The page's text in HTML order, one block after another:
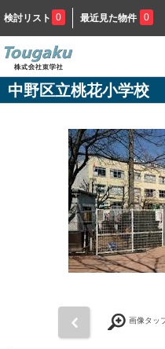
検討リスト 0 最近見た物件 0
中野区立桃花小学校
画像タッ